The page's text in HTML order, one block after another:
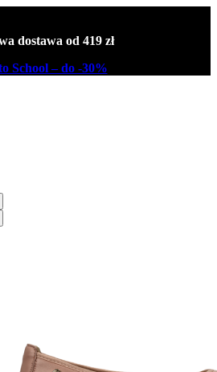
dostawa od 419 zł
School – do -30%